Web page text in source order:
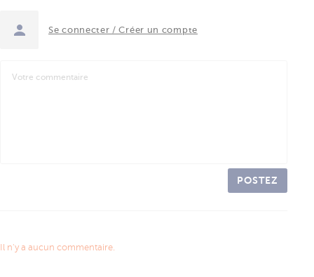
Se connecter / Créer un compte
POSTEZ
Il n'y a aucun commentaire.